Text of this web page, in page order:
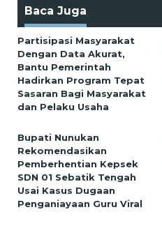
Baca Juga
Partisipasi Masyarakat
Dengan Data Akurat,
Bantu Pemerintah
Hadirkan Program Tepat
Sasaran Bagi Masyarakat
dan Pelaku Usaha
Bupati Nunukan
Rekomendasikan
Pemberhentian Kepsek
SDN 01 Sebatik Tengah
Usai Kasus Dugaan
Penganiayaan Guru Viral